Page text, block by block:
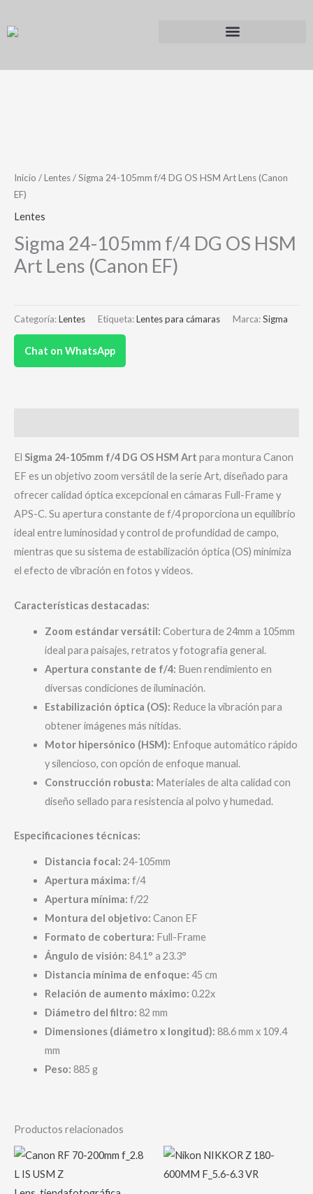
Inicio /Lentes/ Sigma 24-105mm f/4 DG OS HSM Art Lens (Canon
EF)
Lentes
Sigma 24-105mm f/4 DG OS HSM
Art Lens (Canon EF)
Categoría:Lentes Etiqueta:Lentes para cámaras Marca:Sigma
Chat on WhatsApp
El Sigma 24-105mm f/4 DG OS HSM Art para montura Canon
EF es un objetivo zoom versátil de la serie Art, diseñado para
ofrecer calidad óptica excepcional en cámaras Full-Frame y
APS-C. Su apertura constante de f/4 proporciona un equilibrio
ideal entre luminosidad y control de profundidad de campo,
mientras que su sistema de estabilización óptica (OS) minimiza
el efecto de vibración en fotos y videos.
Características destacadas:
Zoom estándar versátil: Cobertura de 24mm a 105mm
ideal para paisajes, retratos y fotografía general.
Apertura constante de f/4: Buen rendimiento en
diversas condiciones de iluminación.
Estabilización óptica (OS): Reduce la vibración para
obtener imágenes más nítidas.
Motor hipersónico (HSM): Enfoque automático rápido
y silencioso, con opción de enfoque manual.
Construcción robusta: Materiales de alta calidad con
diseño sellado para resistencia al polvo y humedad.
Especificaciones técnicas:
Distancia focal: 24-105mm
Apertura máxima: f/4
Apertura mínima: f/22
Montura del objetivo: Canon EF
Formato de cobertura: Full-Frame
Ángulo de visión: 84.1° a 23.3°
Distancia mínima de enfoque: 45 cm
Relación de aumento máximo: 0.22x
Diámetro del filtro: 82 mm
Dimensiones (diámetro x longitud): 88.6 mm x 109.4
mm
Peso: 885 g
Productos relacionados